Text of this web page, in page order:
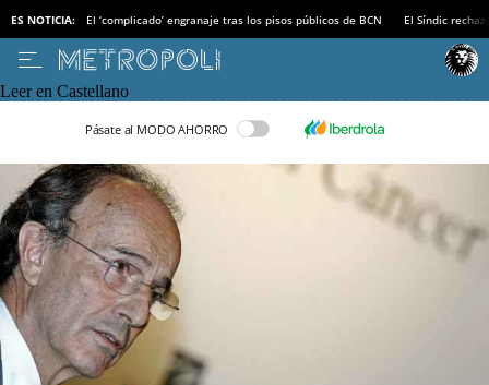
ES NOTICIA: El ‘complicado’ engranaje tras los pisos públicos de BCN El Síndic
Leer en Castellano
Pásate al MODO AHORRO